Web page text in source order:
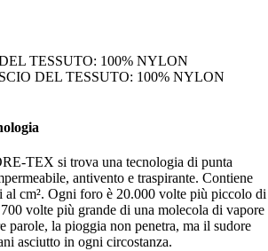
TESSUTO: 100% NYLON
DEL TESSUTO: 100% NYLON
TEX si trova una tecnologia di punta
antivento e traspirante. Contiene
cm². Ogni foro è 20.000 volte più piccolo di
volte più grande di una molecola di vapore
parole, la pioggia non penetra, ma il sudore
asciutto in ogni circostanza.